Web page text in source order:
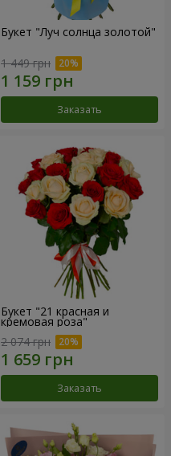
Букет "Луч солнца золотой"
1 449 грн
Заказать
Букет "21 красная и
кремовая роза"
2 074 грн
Заказать